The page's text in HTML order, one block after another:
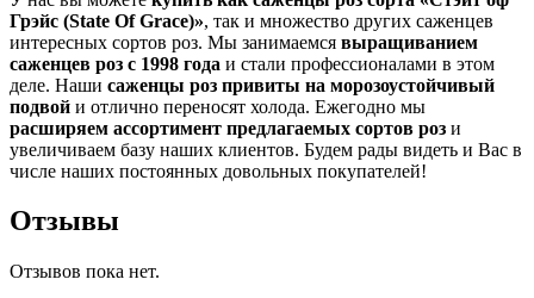
Грэйс (State Of Grace)», так и множество других саженцев
интересных сортов роз. Мы занимаемся выращиванием
саженцев роз с 1998 года и стали профессионалами в этом
деле. Наши саженцы роз привиты на морозоустойчивый
подвой и отлично переносят холода. Ежегодно мы
расширяем ассортимент предлагаемых сортов роз и
увеличиваем базу наших клиентов. Будем рады видеть и Вас в
числе наших постоянных довольных покупателей!
Отзывы
Отзывов пока нет.